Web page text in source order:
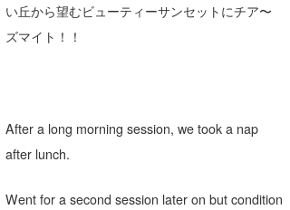
い丘から望むビューティーサンセットにチア〜
ズマイト！！
After a long morning session, we took a nap
after lunch.
Went for a second session later on but condition